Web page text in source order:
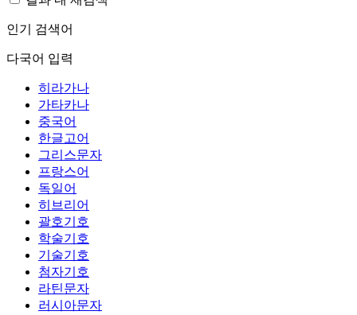
인기 검색어
다국어 입력
히라가나
가타카나
중국어
한글고어
그리스문자
프랑스어
독일어
히브리어
괄호기호
학술기호
기술기호
첨자기호
라틴문자
러시아문자